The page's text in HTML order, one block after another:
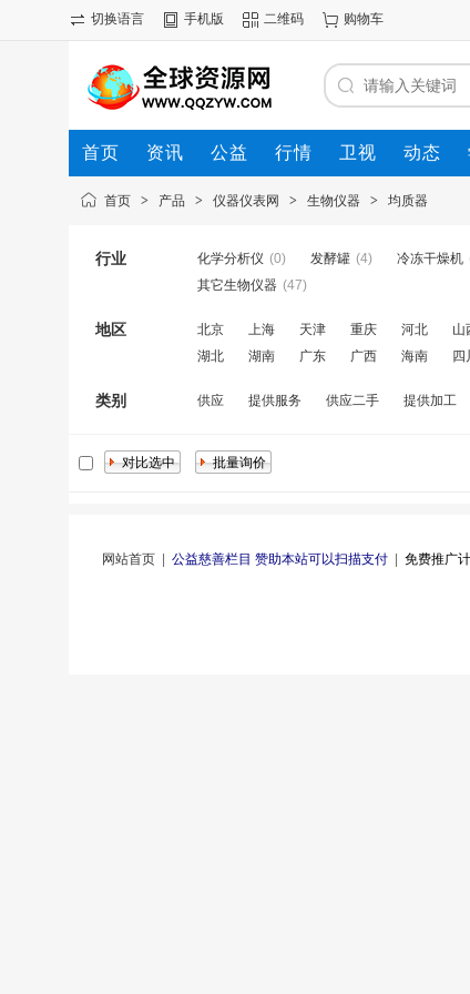
切换语言 手机版 二维码 购物车
首页 资讯 公益 行情 卫视 动态
首页 > 产品 > 仪器仪表网 > 生物仪器 > 均质器
行业 化学分析仪 (0) 发酵罐 (4) 冷冻干燥机
其它生物仪器 (47)
地区 北京 上海 天津 重庆 河北 山
湖北
湖南 广东 广西 海南 四
类别 供应 提供服务 供应二手 提供加工
网站首页| 公益慈善栏目 赞助本站可以扫描支付| 免费推广